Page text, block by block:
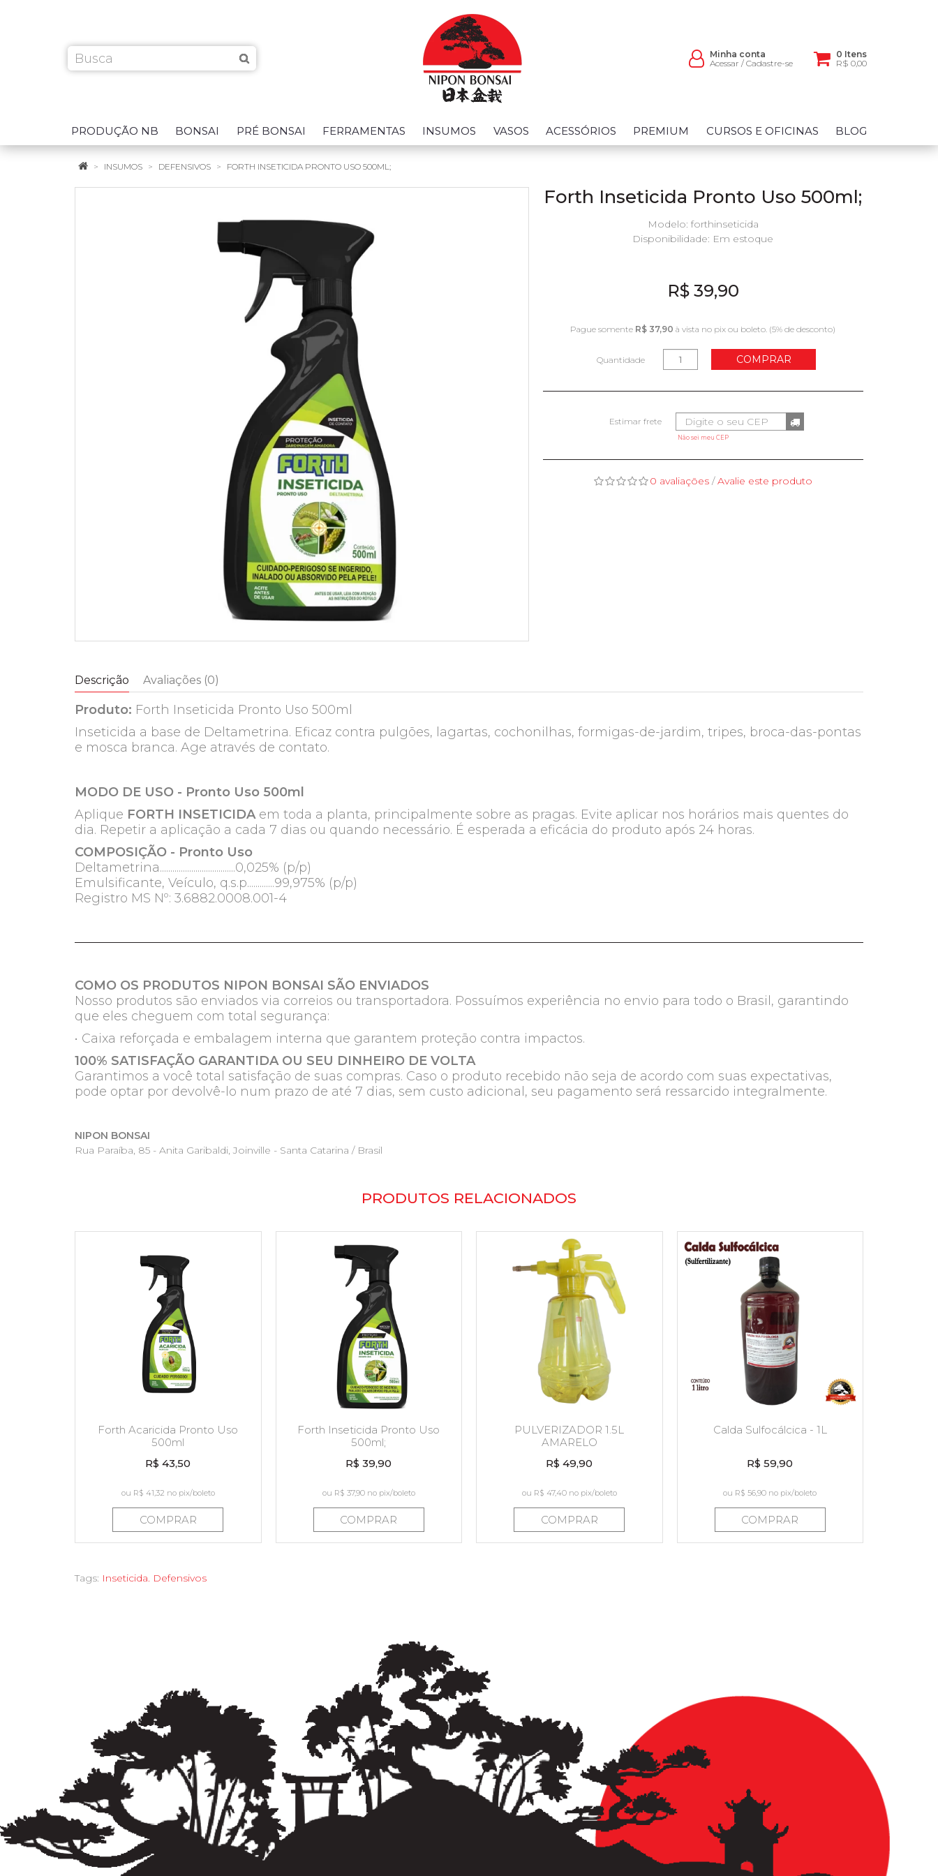
Minha conta
Acessar / Cadastre-se
0 Itens
R$ 0,00
PRODUÇÃO NB BONSAI PRÉ BONSAI FERRAMENTAS INSUMOS VASOS ACESSÓRIOS PREMIUM CURSOS E OFICINAS BLOG
INSUMOS DEFENSIVOS FORTH INSETICIDA PRONTO USO 500ML;
Forth Inseticida Pronto Uso 500ml;
Modelo: forthinseticida
Disponibilidade: Em estoque
R$ 39,90
Pague somente R$ 37,90 à vista no pix ou boleto. (5% de desconto)
Quantidade COMPRAR
Não sei meu CEP
0 avaliações/Avalie este produto
Descrição Avaliações (0)
Produto: Forth Inseticida Pronto Uso 500ml
Inseticida a base de Deltametrina. Eficaz contra pulgões, lagartas, cochonilhas, formigas-de-jardim, tripes, broca-das-pontas
e mosca branca. Age através de contato.
MODO DE USO - Pronto Uso 500ml
Aplique FORTH INSETICIDAem toda a planta, principalmente sobre as pragas. Evite aplicar nos horários mais quentes do
dia. Repetir a aplicação a cada 7 dias ou quando necessário. É esperada a eficácia do produto após 24 horas.
COMPOSIÇÃO - Pronto Uso
Deltametrina....................................0,025% (p/p)
Emulsificante, Veículo, q.s.p.............99,975% (p/p)
Registro MS Nº: 3.6882.0008.001-4
COMO OS PRODUTOS NIPON BONSAI SÃO ENVIADOS
Nosso produtos são enviados via correios ou transportadora. Possuímos experiência no envio para todo o Brasil, garantindo
que eles cheguem com total segurança:
• Caixa reforçada e embalagem interna que garantem proteção contra impactos.
100% SATISFAÇÃO GARANTIDA OU SEU DINHEIRO DE VOLTA
Garantimos a você total satisfação de suas compras. Caso o produto recebido não seja de acordo com suas expectativas,
pode optar por devolvê-lo num prazo de até 7 dias, sem custo adicional, seu pagamento será ressarcido integralmente.
NIPON BONSAI
Rua Paraíba, 85 - Anita Garibaldi, Joinville - Santa Catarina / Brasil
PRODUTOS RELACIONADOS
Forth Acaricida Pronto Uso
500ml
R$ 43,50
ou R$ 41,32 no pix/boleto
COMPRAR
Forth Inseticida Pronto Uso
500ml;
R$ 39,90
ou R$ 37,90no pix/boleto
COMPRAR
PULVERIZADOR 1.5L
AMARELO
R$ 49,90
ou R$ 47,40no pix/boleto
COMPRAR
Calda Sulfocálcica - 1L
R$ 59,90
ou R$ 56,90 no pix/boleto
COMPRAR
Tags: Inseticida. Defensivos